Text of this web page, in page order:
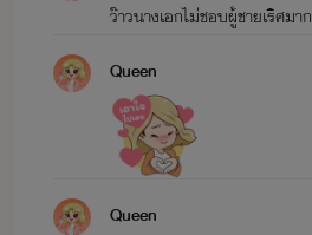
ว๊าวนางเอกไม่ชอบผู้ชายเริศมาก
Queen
Queen